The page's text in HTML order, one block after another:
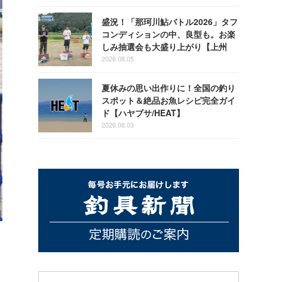
盛況！「那珂川鮎バトル2026」タフ
コンディションの中、良型も。お楽
しみ抽選会も大盛り上がり【上州
屋】
2026.08.05
夏休みの思い出作りに！全国の釣り
スポット＆絶品お魚レシピ完全ガイ
ド【ハヤブサ/HEAT】
2026.08.03